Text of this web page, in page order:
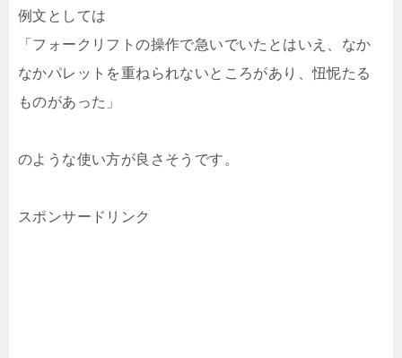
例文としては
「フォークリフトの操作で急いでいたとはいえ、なか
なかパレットを重ねられないところがあり、忸怩たる
ものがあった」
のような使い方が良さそうです。
スポンサードリンク